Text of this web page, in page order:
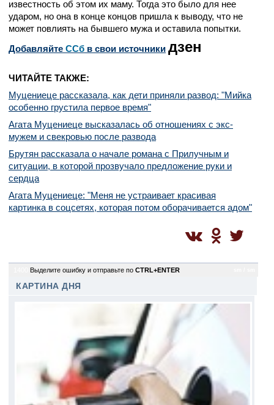
известность об этом их маму. Тогда это было для нее
ударом, но она в конце концов пришла к выводу, что не
может повлиять на бывшего мужа и оставила попытки.
Добавляйте CСб в свои источники дзен
ЧИТАЙТЕ ТАКЖЕ:
Муцениеце рассказала, как дети приняли развод: "Мийка
особенно грустила первое время"
Агата Муцениеце высказалась об отношениях с экс-
мужем и свекровью после развода
Брутян рассказала о начале романа с Прилучным и
ситуации, в которой прозвучало предложение руки и
сердца
Агата Муцениеце: "Меня не устраивает красивая
картинка в соцсетях, которая потом оборачивается адом"
Выделите ошибку и отправьте по CTRL+ENTER
КАРТИНА ДНЯ